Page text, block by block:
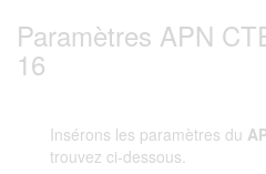
Paramètres APN
16
Insérons les paramètres du
trouvez ci-dessous.